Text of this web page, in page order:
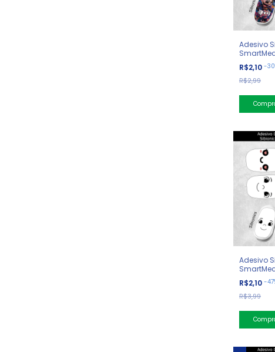
Adesivo
R$2,10 -30
R$2,99
Adesivo
R$2,10 -47
R$3,99